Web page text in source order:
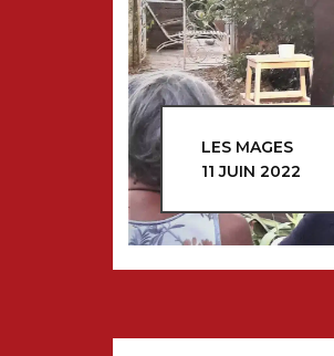
LES MAGES
11 JUIN 2022